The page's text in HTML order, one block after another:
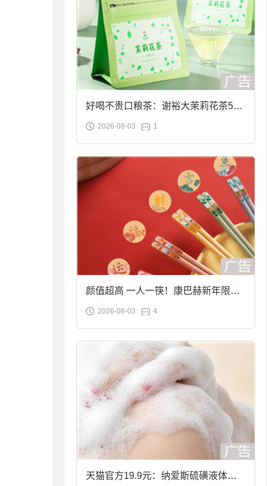
好喝不贵口粮茶：谢裕大茉莉花茶50g
袋装9.9元到手
2026-08-03 1
颜值超高 一人一筷！康巴赫新年限定
合金筷子大促：19.9元
2026-08-03 4
天猫官方19.9元：纳爱斯硫磺液体香